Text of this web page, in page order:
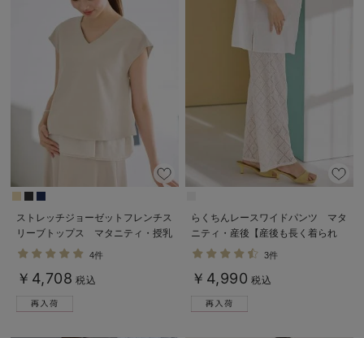
ストレッチジョーゼットフレンチス
リーブトップス マタニティ・授乳
服【出産後も長く使える】
4件
￥4,708 税込
らくちんレースワイドパンツ マタ
ニティ・産後【産後も長く着られ
る】
3件
￥4,990 税込